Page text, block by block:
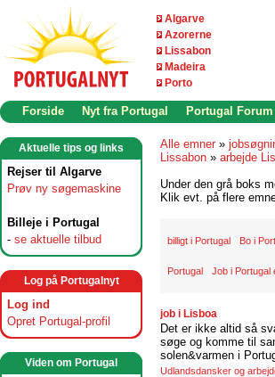
Algarve
Azorerne
Lissabon
Madeira
Porto
Forside Nyt fra Portugal Portugal Forum
Aktuelle tips og links
Rejser til Algarve
Prøv ny søgemaskine
Billeje i Portugal
- se aktuelle tilbud
Log på Portugalnyt
Log ind
Opret Portugal-profil
Viden om Portugal
Alle emner »
Lissabon » arbejde
Under den grå boks
Klik evt. på flere
billigt i Portugal Bo i
Portugal Job i Portugal
job i Lisboa
Det er ikke altid så
søge og komme til
solen&varmen i
Udlandsdansker og